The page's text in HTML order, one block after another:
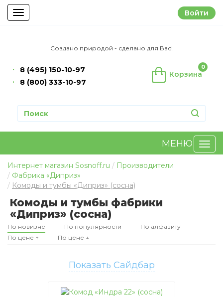
Toggle
navigation
Войти
Создано природой - сделано для Вас!
Корзина
0
8 (495) 150-10-97
8 (800) 333-10-97
МЕНЮ
Интернет магазин Sosnoff.ru
Производители
Фабрика «Диприз»
Комоды и тумбы «Диприз» (сосна)
Комоды и тумбы фабрики
«Диприз» (сосна)
По новизне По популярности
По алфавиту
По цене ↑
По цене ↓
Показать Сайдбар